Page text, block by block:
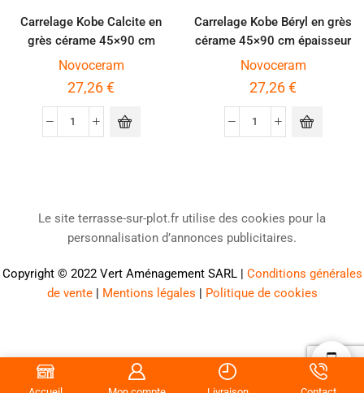
Carrelage Kobe Calcite en
grès cérame 45×90 cm
épaisseur 2 cm
Novoceram
27,26€
Carrelage Kobe Béryl en grès
cérame 45×90 cm épaisseur
2 cm
Novoceram
27,26€
Le site terrasse-sur-plot.fr utilise des cookies pour la
personnalisation d’annonces publicitaires.
Copyright © 2022 Vert Aménagement SARL| Conditions générales
de vente| Mentions légales | Politique de cookies